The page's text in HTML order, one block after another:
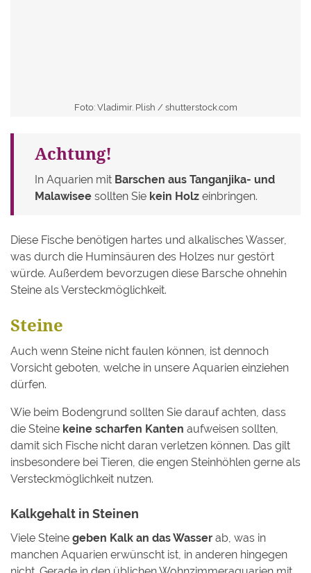
Foto: Vladimir. Plish / shutterstock.com
Achtung!
In Aquarien mit Barschen aus Tanganjika- und
Malawisee sollten Sie kein Holz einbringen.
Diese Fische benötigen hartes und alkalisches Wasser,
was durch die Huminsäuren des Holzes nur gestört
würde. Außerdem bevorzugen diese Barsche ohnehin
Steine als Versteckmöglichkeit.
Steine
Auch wenn Steine nicht faulen können, ist dennoch
Vorsicht geboten, welche in unsere Aquarien einziehen
dürfen.
Wie beim Bodengrund sollten Sie darauf achten, dass
die Steine keine scharfen Kanten aufweisen sollten,
damit sich Fische nicht daran verletzen können. Das gilt
insbesondere bei Tieren, die engen Steinhöhlen gerne als
Versteckmöglichkeit nutzen.
Kalkgehalt in Steinen
Viele Steine geben Kalk an das Wasser ab, was in
manchen Aquarien erwünscht ist, in anderen hingegen